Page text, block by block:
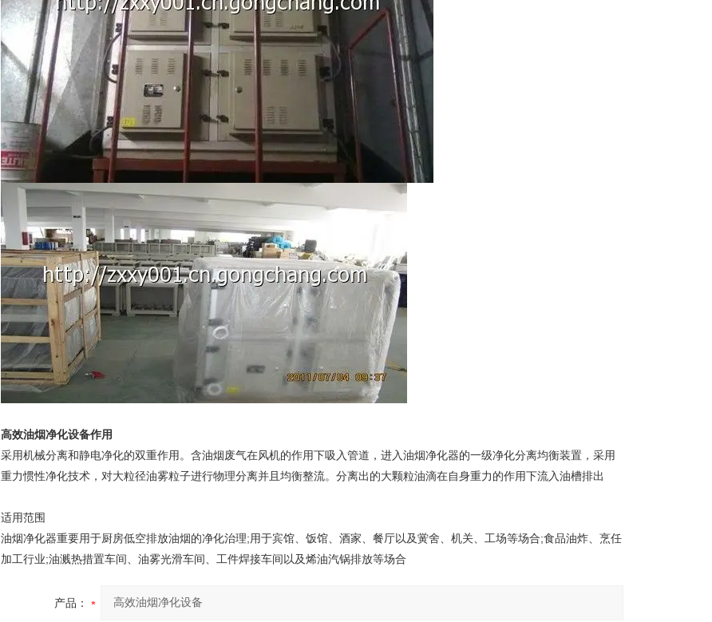
高效油烟净化设备作用
采用机械分离和静电净化的双重作用。含油烟废气在风机的作用下吸入管道，进入油烟净化器的一级净化分离均衡装置，采用
重力惯性净化技术，对大粒径油雾粒子进行物理分离并且均衡整流。分离出的大颗粒油滴在自身重力的作用下流入油槽排出
适用范围
油烟净化器重要用于厨房低空排放油烟的净化治理;用于宾馆、饭馆、酒家、餐厅以及黉舍、机关、工场等场合;食品油炸、烹任
加工行业;油溅热措置车间、油雾光滑车间、工件焊接车间以及烯油汽锅排放等场合
产品：